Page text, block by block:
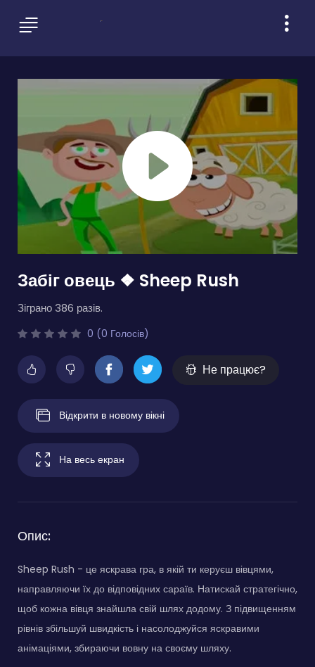
Забіг овець ❖ Sheep Rush
Зіграно 386 разів.
0 (0 Голосів)
Не працює?
Відкрити в новому вікні
На весь екран
Опис:
Sheep Rush - це яскрава гра, в якій ти керуєш вівцями,
направляючи їх до відповідних сараїв. Натискай стратегічно,
щоб кожна вівця знайшла свій шлях додому. З підвищенням
рівнів збільшуй швидкість і насолоджуйся яскравими
анімаціями, збираючи вовну на своєму шляху.